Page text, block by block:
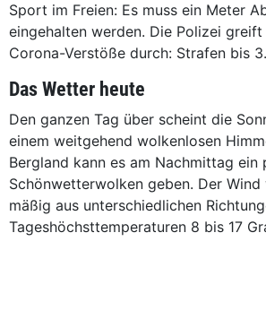
Sport im Freien: Es muss ein Meter
eingehalten werden. Die Polizei
Corona-Verstöße durch: Strafen bis
Das Wetter heute
Den ganzen Tag über scheint die
einem weitgehend wolkenlosen
Bergland kann es am Nachmittag ein
Schönwetterwolken geben. Der
mäßig aus unterschiedlichen
Tageshöchsttemperaturen 8 bis 17